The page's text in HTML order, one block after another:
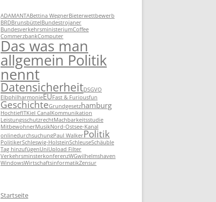
ADAMANTABettina WegnerBieterwettbewerb
BRDBrunsbüttelBundestrojaner
BundesverkehrsministeriumCoffee
CommerzbankComputer
Das was man
allgemein Politik
nennt
DatensicherheitDSGVO
ElbphilharmonieEUFast & Furiousfun
GeschichteGrundgesetzhamburg
HochtiefITKiel CanalKommunikation
LeistungsschutzrechtMachbarkeitsstudie
MitbewohnerMusikNord-Ostsee-Kanal
onlinedurchsuchungPaul WalkerPolitik
PolitikerSchleswig-HolsteinSchleuseSchäuble
Tag hinzufügenUniUpload Filter
VerkehrsminsterkonferenzWGwilhelmshaven
WindowsWirtschaftsinformatikZensur
Startseite